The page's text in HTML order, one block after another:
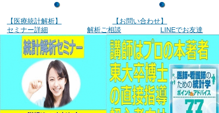
【医療統計解析】
【お問い合わせ】
セミナー詳細
解析ご相談 LINEでお友達